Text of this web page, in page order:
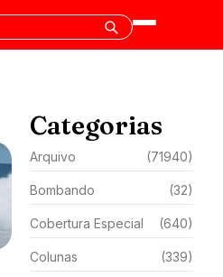
Categorias
Arquivo (71940)
Bombando (32)
Cobertura Especial (640)
Colunas (339)